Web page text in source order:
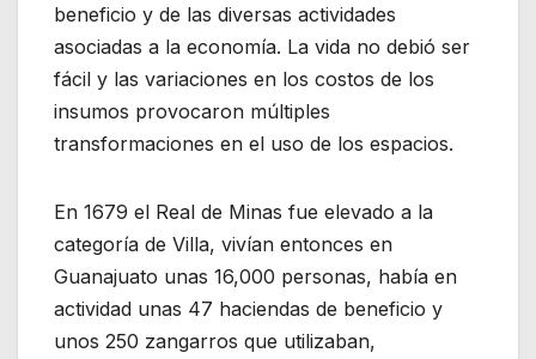
beneficio y de las diversas actividades
asociadas a la economía. La vida no debió ser
fácil y las variaciones en los costos de los
insumos provocaron múltiples
transformaciones en el uso de los espacios.
En 1679 el Real de Minas fue elevado a la
categoría de Villa, vivían entonces en
Guanajuato unas 16,000 personas, había en
actividad unas 47 haciendas de beneficio y
unos 250 zangarros que utilizaban,